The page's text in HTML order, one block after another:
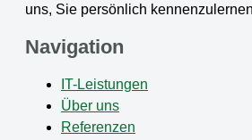
uns, Sie persönlich
Navigation
IT-Leistungen
Über uns
Referenzen